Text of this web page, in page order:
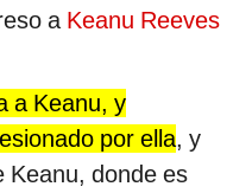
a Keanu Reeves
a Keanu, y
por ella, y
Keanu, donde es